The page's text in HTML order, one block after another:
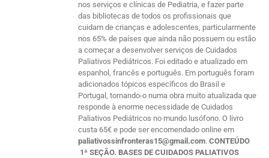
nos serviços e clínicas de Pediatria, e fazer parte
das bibliotecas de todos os profissionais que
cuidam de crianças e adolescentes, particularmente
nos 65% de países que ainda não possuem ou estão
a começar a desenvolver serviços de Cuidados
Paliativos Pediátricos. Foi editado e atualizado em
espanhol, francês e português. Em português foram
adicionados tópicos específicos do Brasil e
Portugal, tornando-o numa obra muito atualizada que
responde à enorme necessidade de Cuidados
Paliativos Pediátricos no mundo lusófono. O livro
custa 65€ e pode ser encomendado online em
paliativossinfronteras15@gmail.com.CONTEÚDO
1ª SEÇÃO. BASES DE CUIDADOS PALIATIVOS